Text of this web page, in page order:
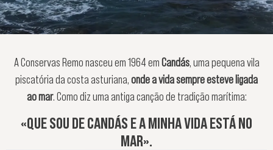
A Conservas Remo nasceu em 1964 emCandás, uma pequena vila
piscatória da costa asturiana,onde a vida sempre esteve ligada
ao mar. Como diz uma antiga canção de tradição marítima:
«QUE SOU DE CANDÁS E A MINHA VIDA ESTÁ NO
MAR».